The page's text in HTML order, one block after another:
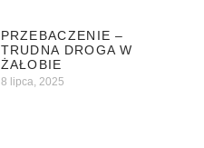
PRZEBACZENIE –
TRUDNA DROGA W
ŻAŁOBIE
8 lipca, 2025